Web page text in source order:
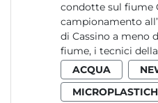
condotte sul fiume
campionamento
di Cassino a meno
fiume, i tecnici della
ACQUA